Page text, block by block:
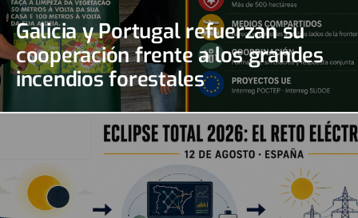
Galicia y Portugal refuerzan su
cooperación frente a los grandes
incendios forestales